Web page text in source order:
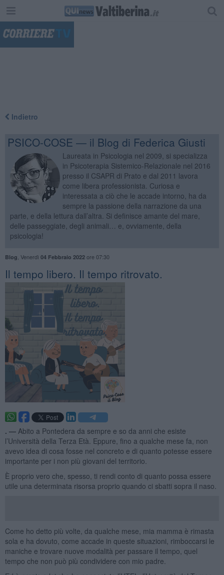
Indietro
PSICO-COSE — il Blog di Federica Giusti
Laureata in Psicologia nel 2009, si specializza
in Psicoterapia Sistemico-Relazionale nel 2016
presso il CSAPR di Prato e dal 2011 lavora
come libera professionista. Curiosa e
interessata a ciò che le accade intorno, ha da
sempre la passione della narrazione da una
parte, e della lettura dall’altra. Si definisce amante del mare,
delle passeggiate, degli animali… e, ovviamente, della
psicologia!
Blog Venerdì 04 Febbraio 2022ore 07:30
​Il tempo libero. Il tempo ritrovato.
. — Abito a Pontedera da sempre e so da anni che esiste
l’Università della Terza Età. Eppure, fino a qualche mese fa, non
avevo idea di cosa fosse nel concreto e di quanto potesse essere
importante per i non più giovani del territorio.
È proprio vero che, spesso, ti rendi conto di quanto possa essere
utile una determinata risorsa proprio quando ci sbatti sopra il naso.
Come ho detto più volte, da qualche mese, mia mamma è rimasta
sola e ha dovuto, come accade in queste situazioni, rimboccarsi le
maniche e trovare nuove modalità per passare il tempo, quel
tempo che non può più condividere con mio padre.